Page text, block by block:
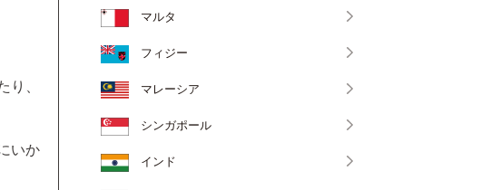
り、
いか
マルタ
フィジー
マレーシア
シンガポール
インド